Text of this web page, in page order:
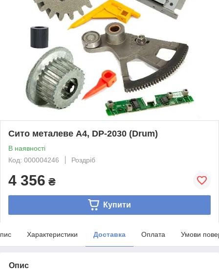
Сито металеве A4, DP-2030 (Drum)
В наявності
Код: 000004246
Роздріб
4 356 ₴
Купити
Характеристики Доставка Оплата Умови
Опис